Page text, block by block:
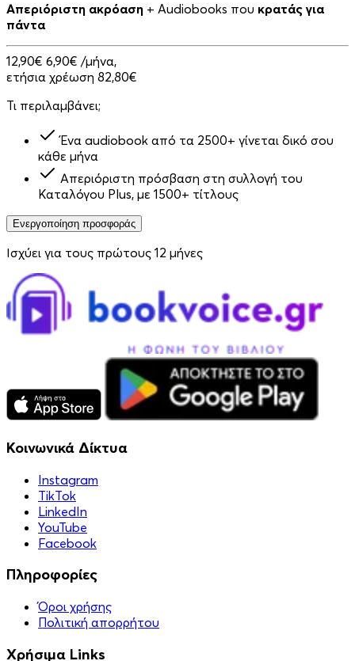
Απεριόριστη ακρόαση + Audiobooks που κρατάς για
πάντα
12,90€ 6,90€ /μήνα,
ετήσια χρέωση 82,80€
Τι περιλαμβάνει;
Ένα audiobook από τα 2500+ γίνεται δικό σου
κάθε μήνα
Απεριόριστη πρόσβαση στη συλλογή του
Καταλόγου Plus, με 1500+ τίτλους
Ενεργοποίηση προσφοράς
Ισχύει για τους πρώτους 12 μήνες
Κοινωνικά Δίκτυα
Instagram
TikTok
LinkedIn
YouTube
Facebook
Πληροφορίες
Όροι χρήσης
Πολιτική απορρήτου
Χρήσιμα Links